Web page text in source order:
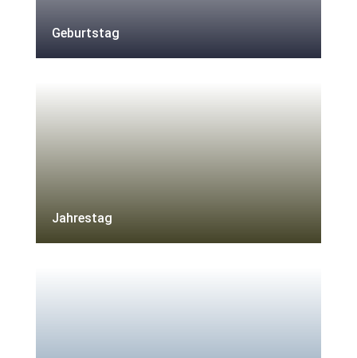
Geburtstag
Jahrestag